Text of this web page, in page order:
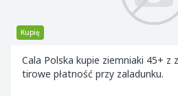
Kupię
Cala Polska kupie ziemniaki 45+ z
tirowe płatność przy zaladunku.